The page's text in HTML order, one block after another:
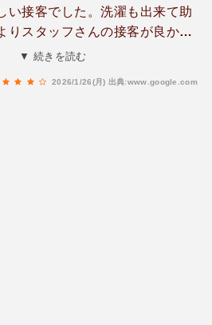
い接客でした。洗濯も出来て助
りスタッフさんの接客が良かっ
用したいです。料金もお得🉐
▼ 続きを読む
2026/1/26(月) 出典:www.google.com